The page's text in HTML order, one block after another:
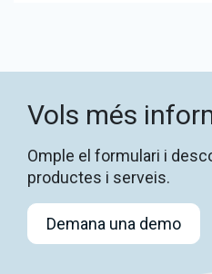
Vols més
Omple el formulari i
productes i serveis.
Demana una demo